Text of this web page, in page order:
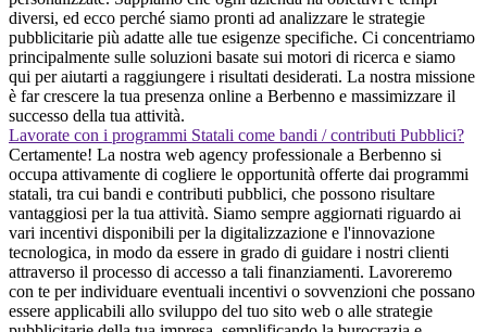
diversi, ed ecco perché siamo pronti ad analizzare le strategie
pubblicitarie più adatte alle tue esigenze specifiche. Ci concentriamo
principalmente sulle soluzioni basate sui motori di ricerca e siamo
qui per aiutarti a raggiungere i risultati desiderati. La nostra missione
è far crescere la tua presenza online a Berbenno e massimizzare il
successo della tua attività.
Lavorate con i programmi Statali come bandi / contributi Pubblici?
Certamente! La nostra web agency professionale a Berbenno si
occupa attivamente di cogliere le opportunità offerte dai programmi
statali, tra cui bandi e contributi pubblici, che possono risultare
vantaggiosi per la tua attività. Siamo sempre aggiornati riguardo ai
vari incentivi disponibili per la digitalizzazione e l'innovazione
tecnologica, in modo da essere in grado di guidare i nostri clienti
attraverso il processo di accesso a tali finanziamenti. Lavoreremo
con te per individuare eventuali incentivi o sovvenzioni che possano
essere applicabili allo sviluppo del tuo sito web o alle strategie